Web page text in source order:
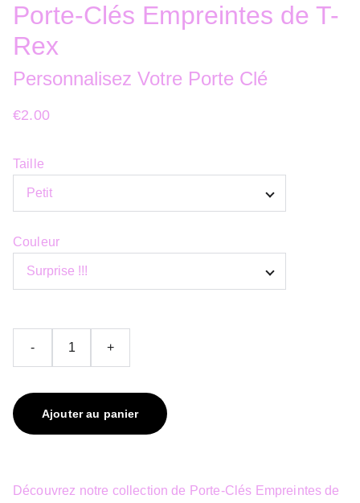
Porte-Clés Empreintes de T-
Rex
Personnalisez Votre Porte Clé
€2.00
Taille
Couleur
- +
Ajouter au panier
Découvrez notre collection de Porte-Clés Empreintes de